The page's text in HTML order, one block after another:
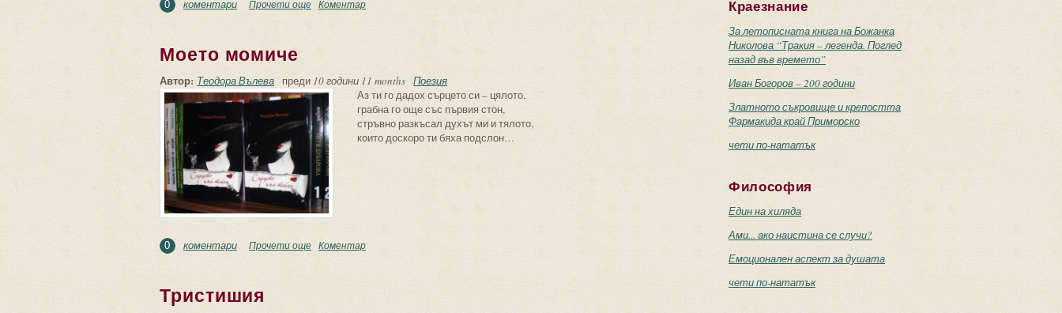
0 коментари Прочети още about Пепеляшка ли?
Коментар
Моето момиче
Автор: Теодора Вълева преди 10 години 11 months Поезия
Аз ти го дадох сърцето си – цялото,
грабна го още със първия стон,
стръвно разкъсал духът ми и тялото,
които доскоро ти бяха подслон…
0 коментари Прочети още about Моето момиче
Коментар
Тристишия
Краезнание
За летописната книга на Божанка
Николова “Тракия – легенда. Поглед
назад във времето”
Иван Богоров – 200 години
Златното съкровище и крепостта
Фармакида край Приморско
чети по-нататък
Философия
Един на хиляда
Ами... ако наистина се случи?
Емоционален аспект за душата
чети по-нататък